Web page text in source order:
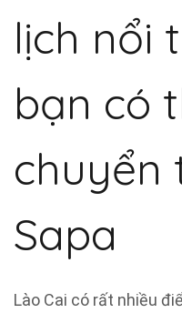
lịch nổi
bạn có
chuyển
Sapa
Lào Cai có rất nhiều